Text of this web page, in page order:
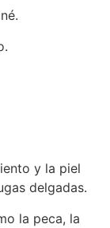
y la piel
delgadas.
la peca, la